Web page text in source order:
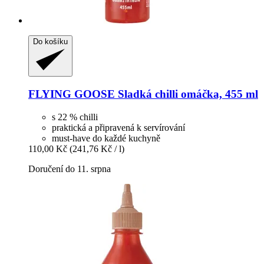
Do košíku
FLYING GOOSE Sladká chilli omáčka, 455 ml
s 22 % chilli
praktická a připravená k servírování
must-have do každé kuchyně
110,00 Kč (241,76 Kč / l)
Doručení do 11. srpna